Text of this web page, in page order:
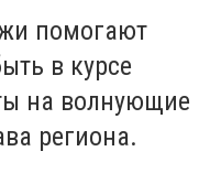
помогают
в курсе
на волнующие
региона.